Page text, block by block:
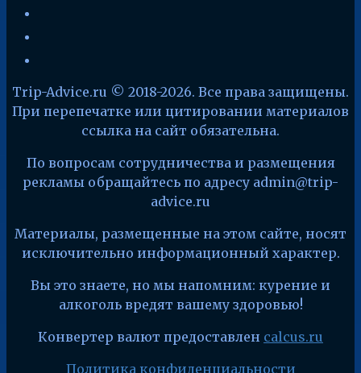
Trip-Advice.ru © 2018-2026. Все права защищены.
При перепечатке или цитировании материалов
ссылка на сайт обязательна.
По вопросам сотрудничества и размещения
рекламы обращайтесь по адресу admin@trip-
advice.ru
Материалы, размещенные на этом сайте, носят
исключительно информационный характер.
Вы это знаете, но мы напомним: курение и
алкоголь вредят вашему здоровью!
Конвертер валют предоставлен calcus.ru
Политика конфиденциальности